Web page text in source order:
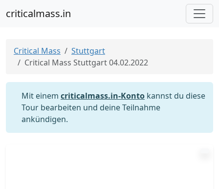
criticalmass.in
Critical Mass
Stuttgart
Critical Mass Stuttgart 04.02.2022
Mit einem criticalmass.in-Konto kannst du diese
Tour bearbeiten und deine Teilnahme
ankündigen.